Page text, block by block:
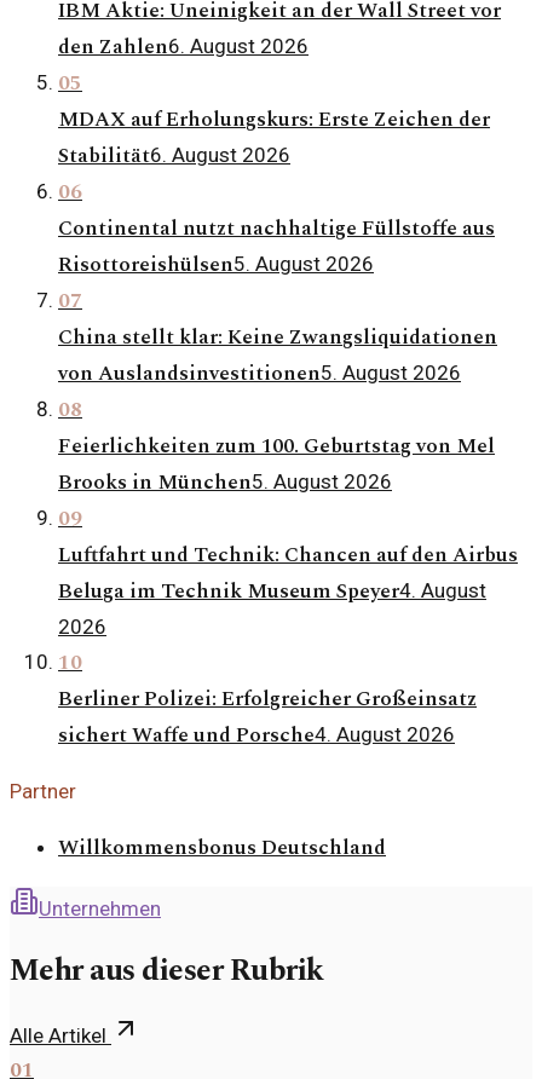
IBM Aktie: Uneinigkeit an der Wall Street vor
den Zahlen6. August 2026
05
MDAX auf Erholungskurs: Erste Zeichen der
Stabilität6. August 2026
06
Continental nutzt nachhaltige Füllstoffe aus
Risottoreishülsen5. August 2026
07
China stellt klar: Keine Zwangsliquidationen
von Auslandsinvestitionen5. August 2026
08
Feierlichkeiten zum 100. Geburtstag von Mel
Brooks in München5. August 2026
09
Luftfahrt und Technik: Chancen auf den Airbus
Beluga im Technik Museum Speyer4. August
2026
10
Berliner Polizei: Erfolgreicher Großeinsatz
sichert Waffe und Porsche4. August 2026
Partner
Willkommensbonus Deutschland
Unternehmen
Mehr aus dieser Rubrik
Alle Artikel
01